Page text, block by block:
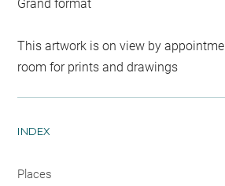
Grand format
This artwork is on view by
room for prints and drawings
INDEX
Places